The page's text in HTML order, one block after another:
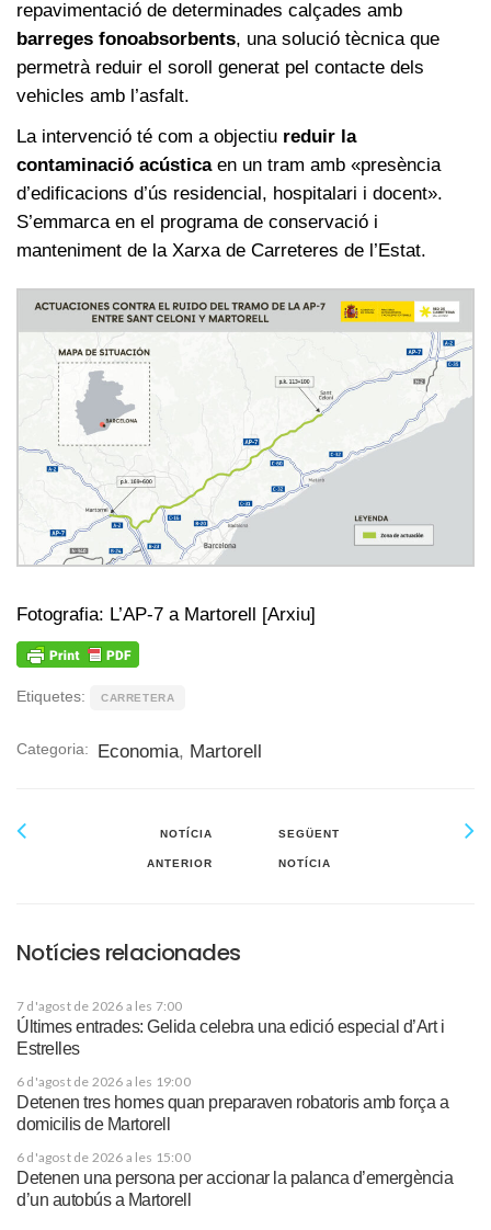
repavimentació de determinades calçades amb
barreges fonoabsorbents, una solució tècnica que
permetrà reduir el soroll generat pel contacte dels
vehicles amb l’asfalt.
La intervenció té com a objectiu reduir la
contaminació acústicaen un tram amb «presència
d’edificacions d’ús residencial, hospitalari i docent».
S’emmarca en el programa de conservació i
manteniment de la Xarxa de Carreteres de l’Estat.
Fotografia: L’AP-7 a Martorell [Arxiu]
Etiquetes: CARRETERA
Categoria: Economia, Martorell
NOTÍCIA
ANTERIOR
SEGÜENT
NOTÍCIA
Notícies relacionades
7 d'agost de 2026 a les 7:00
Últimes entrades: Gelida celebra una edició especial d’Art i
Estrelles
6 d'agost de 2026 a les 19:00
Detenen tres homes quan preparaven robatoris amb força a
domicilis de Martorell
6 d'agost de 2026 a les 15:00
Detenen una persona per accionar la palanca d’emergència
d’un autobús a Martorell